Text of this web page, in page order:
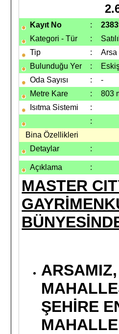
Kayıt No :
Kategori - Tür
:
Tip
:
Arsa
Bulunduğu Yer
:
Oda Sayısı
:
-
Metre Kare
:
803
Isıtma Sistemi
:
:
Bina Özellikleri
Detaylar
:
Açıklama :
MASTER
ŞEHİRE